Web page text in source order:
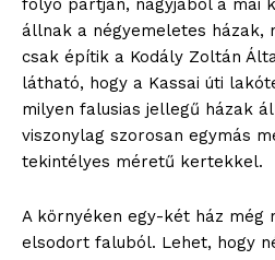
folyó partján, nagyjából a mai
állnak a négyemeletes házak,
csak építik a Kodály Zoltán
látható, hogy a Kassai úti
milyen falusias jellegű házak
viszonylag szorosan egymás
tekintélyes méretű kertekkel.
A környéken egy-két ház még
elsodort faluból. Lehet, hogy